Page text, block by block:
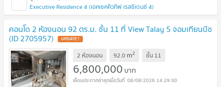
Executive Residence 4 (เอคเซคคิวทิฟ เรสซิเดนซ์ 4)
คอนโด 2 ห้องนอน 92 ตร.ม. ชั้น 11 ที่ View Talay 5 จอมเทียนบีช
(ID 2705957) UPDATE !
2 ห้องนอน 92.0 m2 ชั้น 11
6,800,000 บาท
08/08/2026 14:29:00